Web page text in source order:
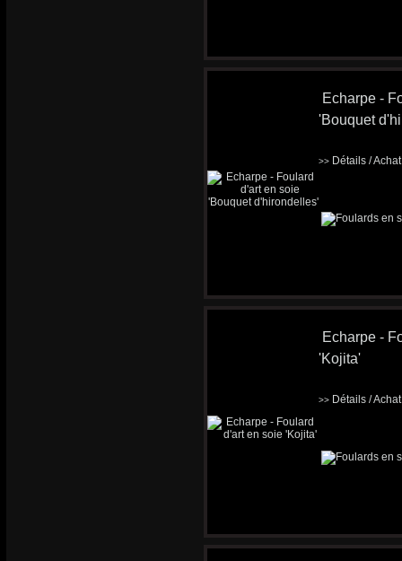
Echarpe -
'Bouquet
>> Détails /
Echarpe -
'Kojita'
>> Détails /